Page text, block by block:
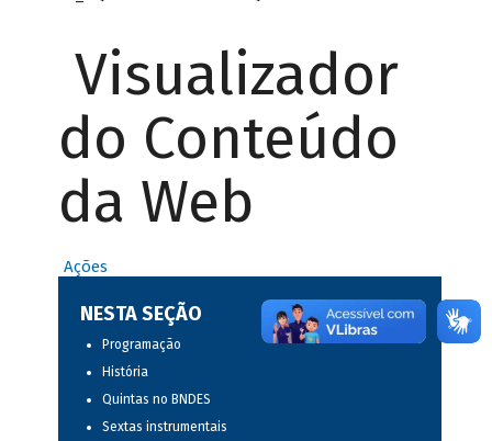
Visualizador
do Conteúdo
da Web
Ações
NESTA SEÇÃO
Programação
História
Quintas no BNDES
Sextas instrumentais